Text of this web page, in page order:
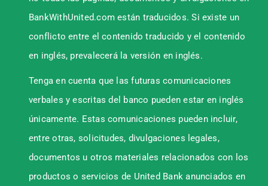
BankWithUnited.com están traducidos. Si existe un
conflicto entre el contenido traducido y el contenido
en inglés, prevalecerá la versión en inglés.
Tenga en cuenta que las futuras comunicaciones
verbales y escritas del banco pueden estar en inglés
únicamente. Estas comunicaciones pueden incluir,
entre otras, solicitudes, divulgaciones legales,
documentos u otros materiales relacionados con los
productos o servicios de United Bank anunciados en